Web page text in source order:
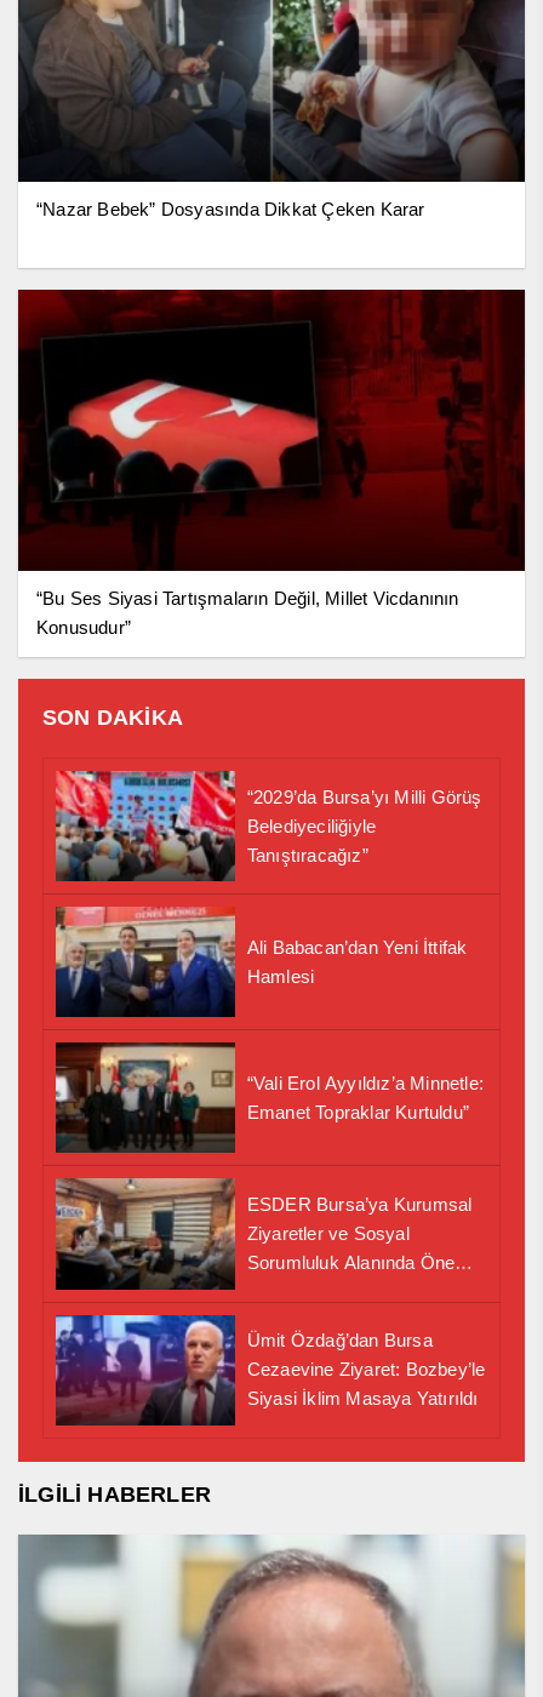
“Nazar Bebek” Dosyasında Dikkat Çeken Karar
“Bu Ses Siyasi Tartışmaların Değil, Millet Vicdanının
Konusudur”
SON DAKİKA
“2029’da Bursa’yı Milli Görüş
Belediyeciliğiyle
Tanıştıracağız”
Ali Babacan’dan Yeni İttifak
Hamlesi
“Vali Erol Ayyıldız’a Minnetle:
Emanet Topraklar Kurtuldu”
ESDER Bursa’ya Kurumsal
Ziyaretler ve Sosyal
Sorumluluk Alanında Önemli
Ümit Özdağ’dan Bursa
Cezaevine Ziyaret: Bozbey’le
Siyasi İklim Masaya Yatırıldı
İLGİLİ HABERLER